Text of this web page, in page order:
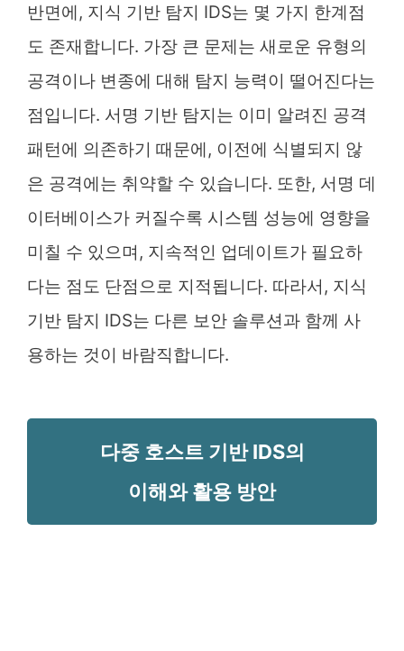
반면에, 지식 기반 탐지 IDS는 몇 가지 한계점
도 존재합니다. 가장 큰 문제는 새로운 유형의
공격이나 변종에 대해 탐지 능력이 떨어진다는
점입니다. 서명 기반 탐지는 이미 알려진 공격
패턴에 의존하기 때문에, 이전에 식별되지 않
은 공격에는 취약할 수 있습니다. 또한, 서명 데
이터베이스가 커질수록 시스템 성능에 영향을
미칠 수 있으며, 지속적인 업데이트가 필요하
다는 점도 단점으로 지적됩니다. 따라서, 지식
기반 탐지 IDS는 다른 보안 솔루션과 함께 사
용하는 것이 바람직합니다.
다중 호스트 기반 IDS의
이해와 활용 방안